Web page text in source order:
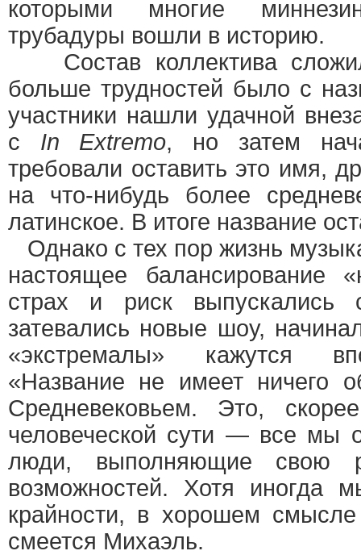
которыми многие
трубадуры вошли в историю.
Состав коллектива
больше трудностей было с
участники нашли удачной
с In Extremo, но затем
требовали оставить это имя,
на что-нибудь более
латинское. В итоге название
Однако с тех пор жизнь
настоящее балансирование
страх и риск выпускались
затевались новые шоу,
«экстремалы» кажутся
«Название не имеет ничего
Средневековьем. Это,
человеческой сути — все мы
люди, выполняющие свою
возможностей. Хотя
крайности, в хорошем
смеется Михаэль.